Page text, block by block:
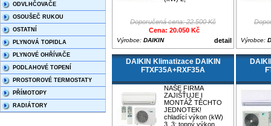
ODVLHČOVAČE
OSOUŠEČ RUKOU
OSTATNÍ
PLYNOVÁ TOPIDLA
PLYNOVÉ OHŘÍVAČE
PODLAHOVÉ TOPENÍ
PROSTOROVÉ TERMOSTATY
PŘÍMOTOPY
RADIÁTORY
Doporučená cena: 22.500 Kč
Cena: 20.050 Kč
detail
Výrobce: DAIKIN Výrobce:
DAIKIN Klimatizace DAIKIN
FTXF35A+RXF35A
NAŠE FIRMA
ZAJIŠŤUJE I
MONTÁŽ TĚCHTO
JEDNOTEK!
chladící výkon (kW)
3, 3; topný výkon